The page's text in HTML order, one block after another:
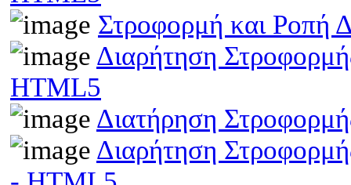
Στροφορμή και Ροπή
Διαρήτηση
HTML5
Διατήρηση
Διαρήτηση